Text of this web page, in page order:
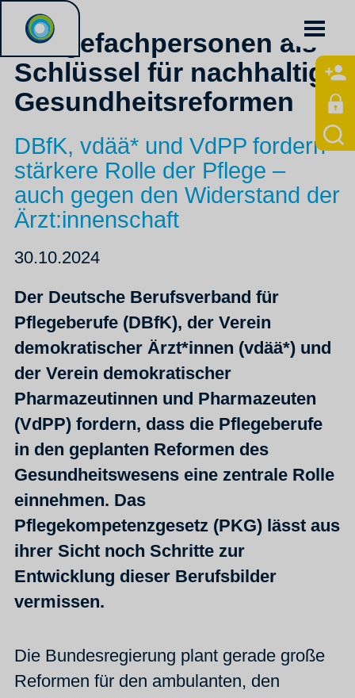
Pflegefachpersonen als
Schlüssel für nachhaltige
Gesundheitsreformen
DBfK, vdää* und VdPP fordern
stärkere Rolle der Pflege –
auch gegen den Widerstand der
Ärzt:innenschaft
30.10.2024
Der Deutsche Berufsverband für
Pflegeberufe (DBfK), der Verein
demokratischer Ärzt*innen (vdää*) und
der Verein demokratischer
Pharmazeutinnen und Pharmazeuten
(VdPP) fordern, dass die Pflegeberufe
in den geplanten Reformen des
Gesundheitswesens eine zentrale Rolle
einnehmen. Das
Pflegekompetenzgesetz (PKG) lässt aus
ihrer Sicht noch Schritte zur
Entwicklung dieser Berufsbilder
vermissen.
Die Bundesregierung plant gerade große
Reformen für den ambulanten, den